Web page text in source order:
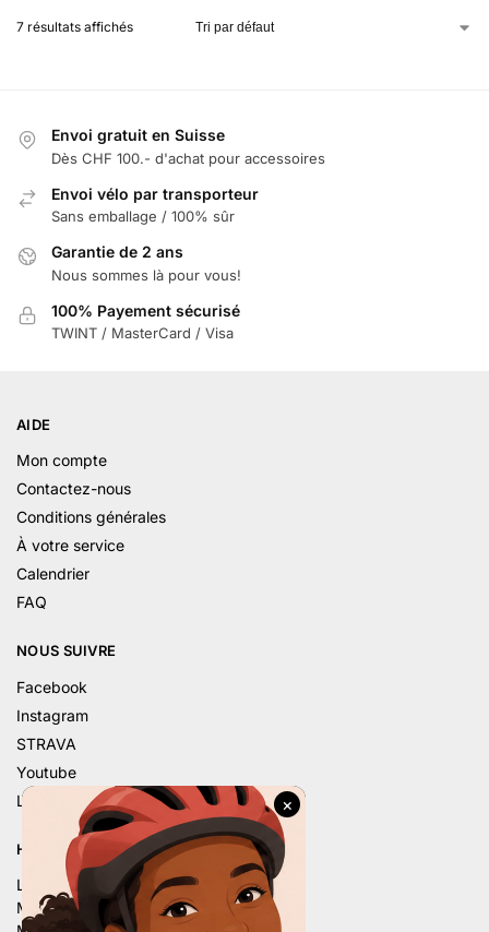
7 résultats affichés
Envoi gratuit en Suisse
Dès CHF 100.- d'achat pour accessoires
Envoi vélo par transporteur
Sans emballage / 100% sûr
Garantie de 2 ans
Nous sommes là pour vous!
100% Payement sécurisé
TWINT / MasterCard / Visa
AIDE
Mon compte
Contactez-nous
Conditions générales
À votre service
Calendrier
FAQ
NOUS SUIVRE
Facebook
Instagram
STRAVA
Youtube
Linkedin
HORAIRE D’ÉTÉ
Lu. – 9h – 12h | 14h – 18h
Ma. – 9h – 12h | 14h – 18h